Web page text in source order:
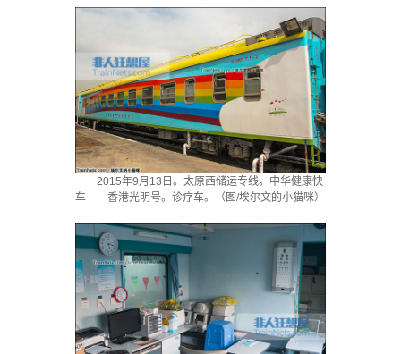
2015年9月13日。太原西储运专线。中华健康快
车——香港光明号。诊疗车。（图/埃尔文的小猫咪）